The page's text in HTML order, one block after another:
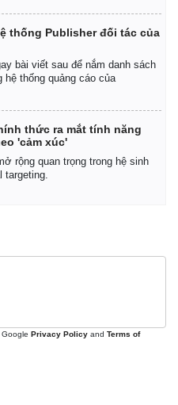
Chứng khoán
thống Publisher đối tác của
bài viết sau để nắm danh sách
hệ thống quảng cáo của
thức ra mắt tính năng
'cảm xúc'
rộng quan trọng trong hệ sinh
targeting.
Privacy Policy and Terms of